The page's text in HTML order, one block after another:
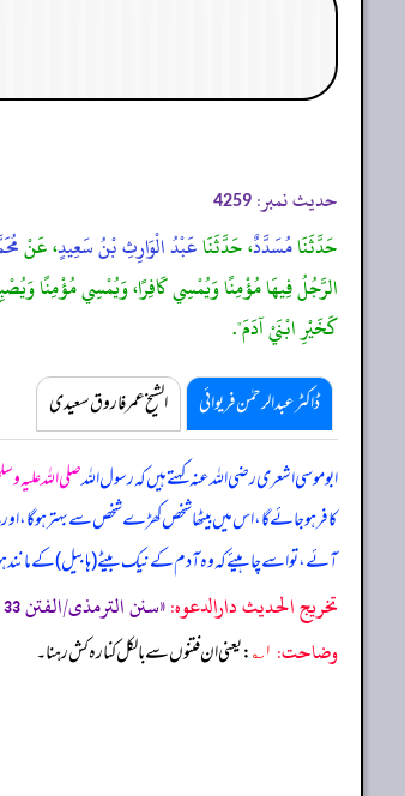
حدیث نمبر: 4259
حَدَّثَنَامُسَدَّدٌ، حَدَّثَنَاعَبْدُ الْوَارِثِ بْنُ سَعِيدٍ، عَنْ
الرَّجُلُ فِيهَا مُؤْمِنًا وَيُمْسِي كَافِرًا، وَيُمْسِي مُؤْمِنًا
كَخَيْرِ ابْنَيْ آدَمَ".
ڈاکٹر عبدالرحمٰن فریوائی الشیخ عمر فاروق سعیدی
ابوموسی اشعری رضی اللہ عنہ کہتے ہیں کہرسول اللہصلی اللہ علیہ
کافر ہو جائے گا، اس میں بیٹھا شخص کھڑے شخص سے بہتر ہو گا، اور
آئے، تو اسے چاہیئے کہ وہ آدم کے نیک بیٹے (ہابیل) کے مانند
تخریج الحدیث دارالدعوہ:«‏‏‏‏سنن الترمذی/الفتن 33 (2204)، سنن ابن ماجہ/الفتن 10 (3961)، (تحفة الأشراف: 9032)، وقد أخرجہ: مسند احمد (4/408، 416) (صحیح)»
وضاحت: ۱؎ : یعنی ان فتنوں سے بالکل کنارہ کش رہنا۔